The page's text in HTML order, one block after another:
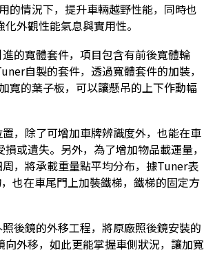
情況下，提升車輛越野性能，同時也
外觀性能氣息與實用性。
的寬體套件，項目包含有前後寬體輪
自製的套件，透過寬體套件的加裝，
寬的葉子板，可以讓懸吊的上下作動幅
，除了可增加車牌辨識度外，也能在車
或遺失。另外，為了增加物品載運量，
，將承載重量點平均分布，據Tuner表
也在車尾門上加裝鐵梯，鐵梯的固定方
後鏡的外移工程，將原廠照後鏡安裝的
外移，如此更能掌握車側狀況，讓加寬